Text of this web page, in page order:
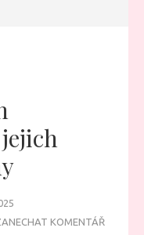
KOMENTÁŘNA